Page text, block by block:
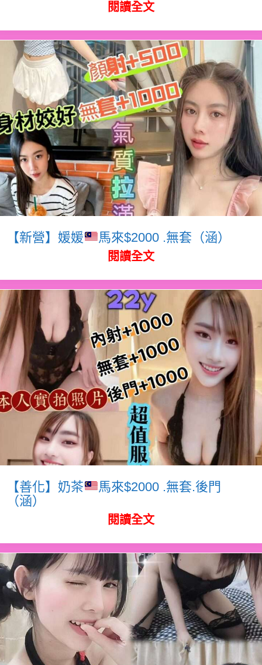
閱讀全文
【新營】媛媛 馬來$2000 .無套（涵）
閱讀全文
【善化】奶茶
馬來$2000 .無套.後門
（涵）
閱讀全文